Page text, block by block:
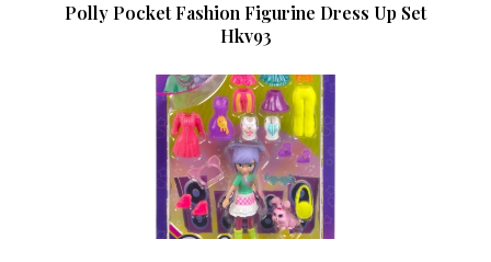
Polly Pocket Fashion Figurine Dress Up Set
Hkv93